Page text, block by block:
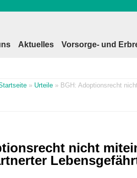
Aktuelles Vorsorge- und
» Urteile » BGH: Adoptionsrecht
nicht